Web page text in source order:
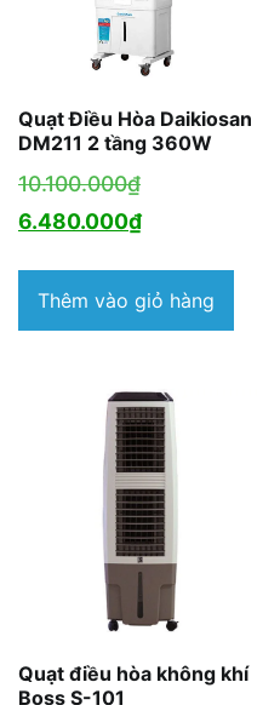
Quạt Điều Hòa Daikiosan
DM211 2 tầng 360W
10.100.000₫Giá
gốc
10.100.000₫.
6.480.000₫Giá
tại
là:
Thêm vào giỏ hàng
Quạt điều hòa không khí
Boss S-101